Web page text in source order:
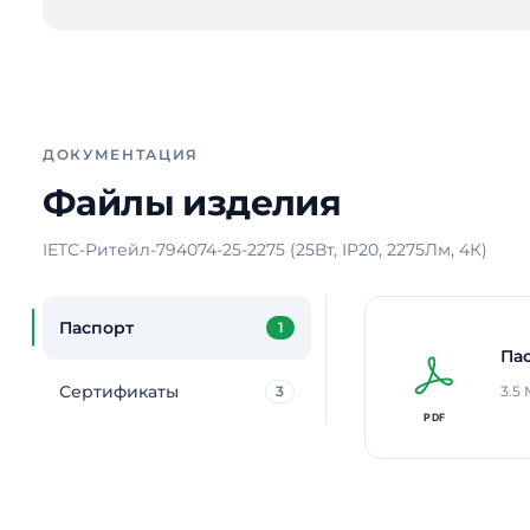
ДОКУМЕНТАЦИЯ
Файлы изделия
IETC-Ритейл-794074-25-2275 (25Вт, IP20, 2275Лм, 4К)
Паспорт 1
Сертификаты 3 3.5